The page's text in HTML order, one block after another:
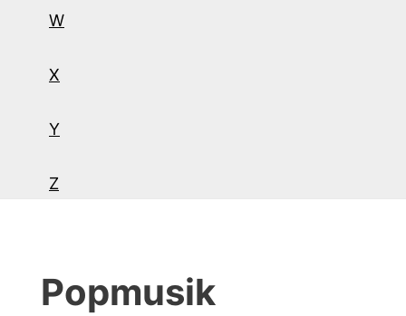
W
X
Y
Z
Popmusik